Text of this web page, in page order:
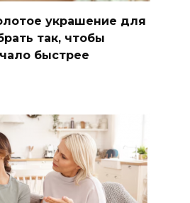
украшение для
так, чтобы
быстрее